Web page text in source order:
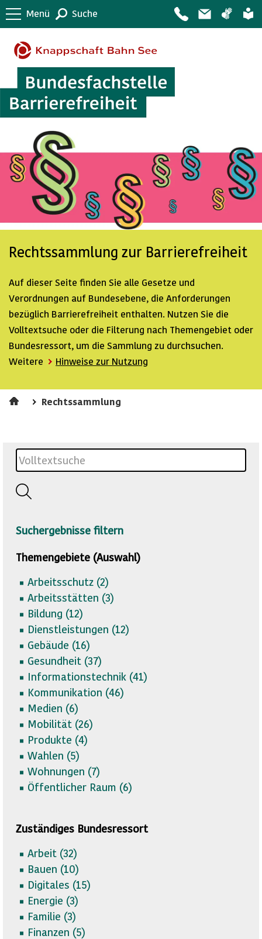
Menü Suche
Rechtssammlung zur Barrierefreiheit
Auf dieser Seite finden Sie alle Gesetze und
Verordnungen auf Bundesebene, die Anforderungen
bezüglich Barrierefreiheit enthalten. Nutzen Sie die
Volltextsuche oder die Filterung nach Themengebiet oder
Bundesressort, um die Sammlung zu durchsuchen.
Weitere
Hinweise zur Nutzung
Rechtssammlung
Suchergebnisse filtern
Themengebiete (Auswahl)
Arbeitsschutz (2)
Arbeitsstätten (3)
Bildung (12)
Dienstleistungen (12)
Gebäude (16)
Gesundheit (37)
Informationstechnik (41)
Kommunikation (46)
Medien (6)
Mobilität (26)
Produkte (4)
Wahlen (5)
Wohnungen (7)
Öffentlicher Raum (6)
Zuständiges Bundesressort
Arbeit (32)
Bauen (10)
Digitales (15)
Energie (3)
Familie (3)
Finanzen (5)